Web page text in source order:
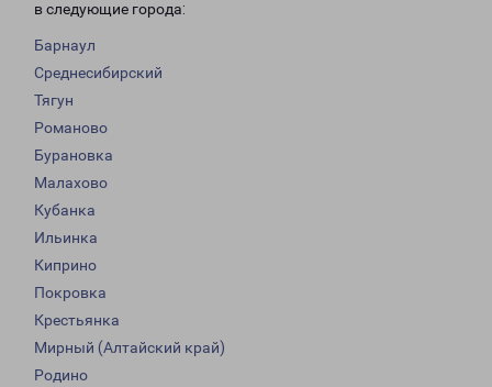
в следующие города:
Барнаул
Среднесибирский
Тягун
Романово
Бурановка
Малахово
Кубанка
Ильинка
Киприно
Покровка
Крестьянка
Мирный (Алтайский край)
Родино